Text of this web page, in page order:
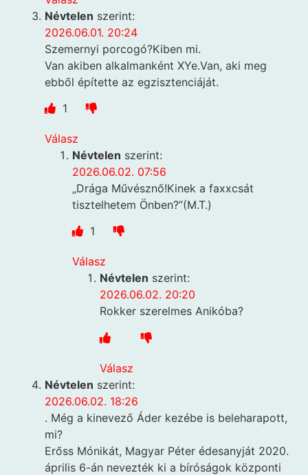
Névtelen szerint:
2026.06.01. 20:24
Szemernyi porcogó?Kiben mi.
Van akiben alkalmanként XYe.Van, aki meg
ebből építette az egzisztenciáját.
1
Válasz
Névtelen szerint:
2026.06.02. 07:56
„Drága Művésznő!Kinek a faxxcsát
tisztelhetem Önben?”(M.T.)
1
Válasz
Névtelen szerint:
2026.06.02. 20:20
Rokker szerelmes Anikóba?
Válasz
Névtelen szerint:
2026.06.02. 18:26
. Még a kinevező Áder kezébe is beleharapott,
mi?
Erőss Mónikát, Magyar Péter édesanyját 2020.
április 6-án nevezték ki a bíróságok központi